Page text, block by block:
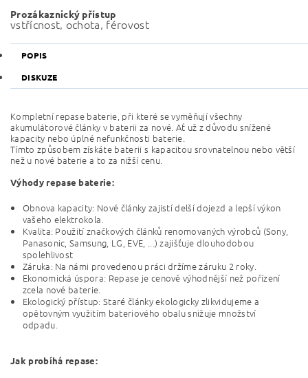
Prozákaznický přístup
vstřícnost, ochota, férovost
POPIS
DISKUZE
Kompletní repase baterie, při které se vyměňují všechny
akumulátorové články v baterii za nové. Ať už z důvodu snížené
kapacity nebo úplné nefunkčnosti baterie.
Tímto způsobem získáte baterii s kapacitou srovnatelnou nebo větší
než u nové baterie a to za nižší cenu.
Výhody repase baterie:
Obnova kapacity: Nové články zajistí delší dojezd a lepší výkon
vašeho elektrokola.
Kvalita: Použití značkových článků renomovaných výrobců (Sony,
Panasonic, Samsung, LG, EVE, ...) zajišťuje dlouhodobou
spolehlivost
Záruka: Na námi provedenou práci držíme záruku 2 roky.
Ekonomická úspora: Repase je cenově výhodnější než pořízení
zcela nové baterie.
Ekologický přístup: Staré články ekologicky zlikvidujeme a
opětovným využitím bateriového obalu snižuje množství
odpadu.
Jak probíhá repase: